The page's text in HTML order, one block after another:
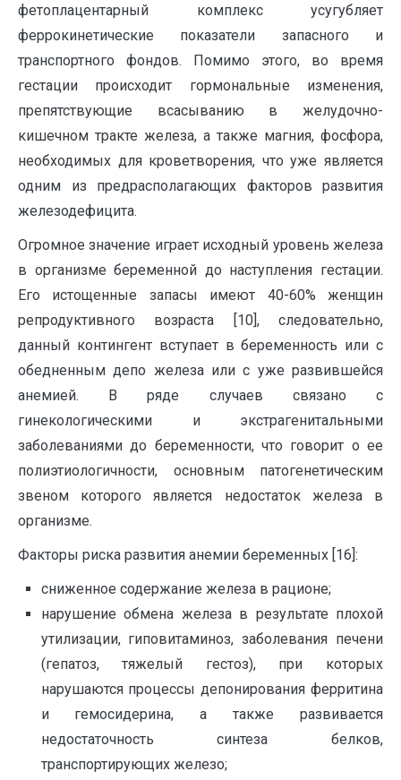
фетоплацентарный комплекс усугубляет
феррокинетические показатели запасного и
транспортного фондов. Помимо этого, во время
гестации происходит гормональные изменения,
препятствующие всасыванию в желудочно-
кишечном тракте железа, а также магния, фосфора,
необходимых для кроветворения, что уже является
одним из предрасполагающих факторов развития
железодефицита.
Огромное значение играет исходный уровень железа
в организме беременной до наступления гестации.
Его истощенные запасы имеют 40-60% женщин
репродуктивного возраста [10], следовательно,
данный контингент вступает в беременность или с
обедненным депо железа или с уже развившейся
анемией. В ряде случаев связано с
гинекологическими и экстрагенитальными
заболеваниями до беременности, что говорит о ее
полиэтиологичности, основным патогенетическим
звеном которого является недостаток железа в
организме.
Факторы риска развития анемии беременных [16]:
сниженное содержание железа в рационе;
нарушение обмена железа в результате плохой
утилизации, гиповитаминоз, заболевания печени
(гепатоз, тяжелый гестоз), при которых
нарушаются процессы депонирования ферритина
и гемосидерина, а также развивается
недостаточность синтеза белков,
транспортирующих железо;